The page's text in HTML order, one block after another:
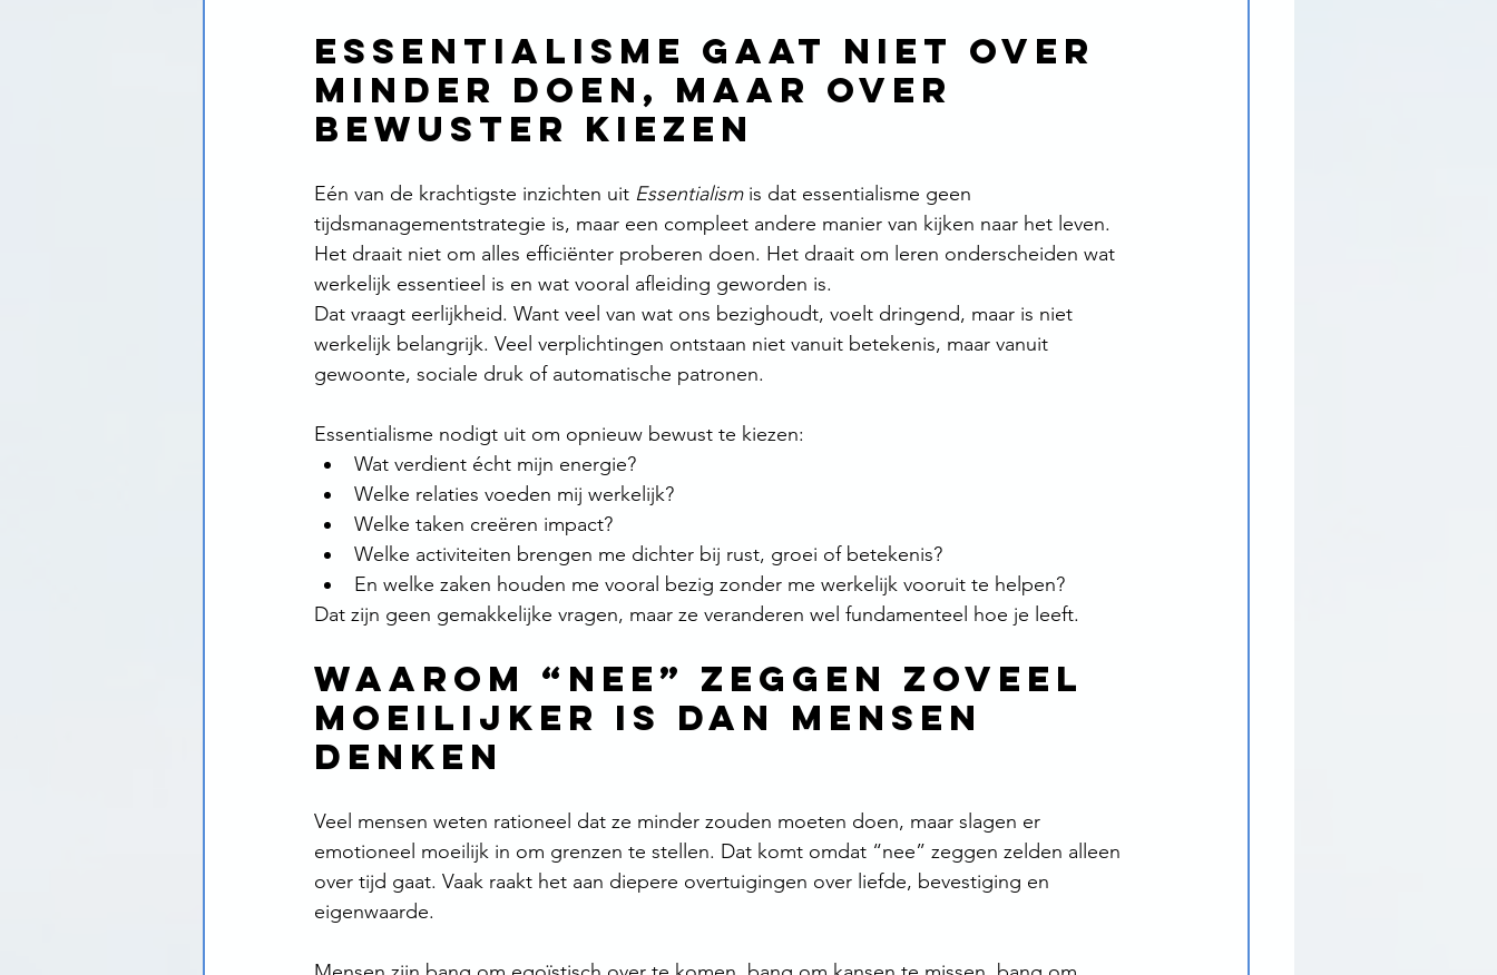
Essentialisme gaat niet over
minder doen, maar over
bewuster kiezen
Eén van de krachtigste inzichten uit Essentialism is dat essentialisme geen
tijdsmanagementstrategie is, maar een compleet andere manier van kijken naar het leven.
Het draait niet om alles efficiënter proberen doen. Het draait om leren onderscheiden wat
werkelijk essentieel is en wat vooral afleiding geworden is.
Dat vraagt eerlijkheid. Want veel van wat ons bezighoudt, voelt dringend, maar is niet
werkelijk belangrijk. Veel verplichtingen ontstaan niet vanuit betekenis, maar vanuit
gewoonte, sociale druk of automatische patronen.
Essentialisme nodigt uit om opnieuw bewust te kiezen:
Wat verdient écht mijn energie?
Welke relaties voeden mij werkelijk?
Welke taken creëren impact?
Welke activiteiten brengen me dichter bij rust, groei of betekenis?
En welke zaken houden me vooral bezig zonder me werkelijk vooruit te helpen?
Dat zijn geen gemakkelijke vragen, maar ze veranderen wel fundamenteel hoe je leeft.
Waarom “nee” zeggen zoveel
moeilijker is dan mensen
denken
Veel mensen weten rationeel dat ze minder zouden moeten doen, maar slagen er
emotioneel moeilijk in om grenzen te stellen. Dat komt omdat “nee” zeggen zelden alleen
over tijd gaat. Vaak raakt het aan diepere overtuigingen over liefde, bevestiging en
eigenwaarde.